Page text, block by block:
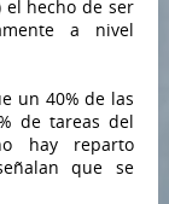
el hecho de ser
a nivel
un 40% de las
de tareas del
hay reparto
que se